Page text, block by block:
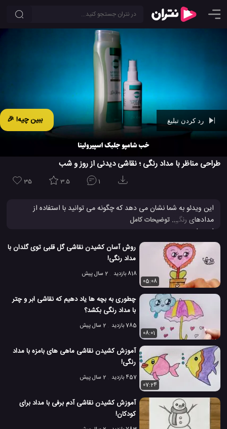
ببین چیه! 🎉
طراحی مناظر با مداد رنگی ؛ نقاشی دیدنی از روز و شب
35 3.5 1
این ویدئو به شما نشان می دهد که چگونه می توانید با استفاده از
مدادهای رنگی ، یک تصویر منظره ساده درباره روز و شب بکشید.
امیدوارم دوست داشته باشید. خودتان این
کنید تا با نحوه کشیدن یک منظره جالب از روز و شب در کنار یکدیگر آشنا
شوید و از آن لذت ببرید...
آموزش نقاشی با مداد رنگی # کشیدن نقاشی با دست
# کشیدن نقاشی با مداد
نقاشی با مداد رنگی
27.2 هزار بازدید
7 سال پیش آموزش آموزش ساخت
... توضیحات کامل
روش آسان کشیدن نقاشی گل قلبی توی گلدان با
مداد رنگی!
818 بازدید
2 سال پیش
05:08
چطوری به بچه ها یاد دهیم که نقاشی ابر و چتر
با مداد رنگی بکشد؟
785 بازدید
2 سال پیش
08:01
آموزش کشیدن نقاشی ماهی های بامزه با مداد
رنگی!
457 بازدید
2 سال پیش
07:24
آموزش کشیدن نقاشی آدم برفی با مداد برای
کودکان!